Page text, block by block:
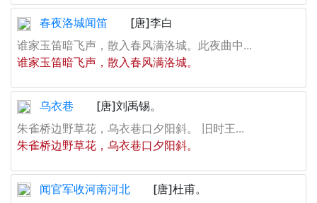
春夜洛城闻笛
[唐]李白
谁家玉笛暗飞声，散入春风满洛城。此夜曲中...
谁家玉笛暗飞声，散入春风满洛城。
乌衣巷
[唐]刘禹锡。
朱雀桥边野草花，乌衣巷口夕阳斜。 旧时王...
朱雀桥边野草花，乌衣巷口夕阳斜。
闻官军收河南河北
[唐]杜甫。